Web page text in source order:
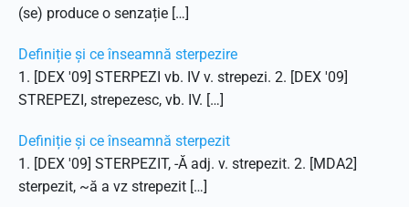
(se) produce o senzație […]
Definiție și ce înseamnă sterpezire
1. [DEX '09] STERPEZI vb. IV v. strepezi. 2. [DEX '09]
STREPEZI, strepezesc, vb. IV. […]
Definiție și ce înseamnă sterpezit
1. [DEX '09] STERPEZIT, -Ă adj. v. strepezit. 2. [MDA2]
sterpezit, ~ă a vz strepezit […]